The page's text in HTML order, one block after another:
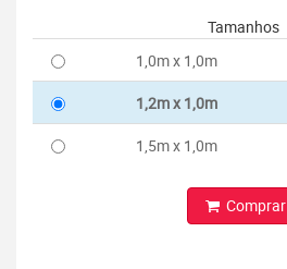
Tamanhos
1,0m x 1,0m
1,2m x 1,0m
1,5m x 1,0m
Comprar